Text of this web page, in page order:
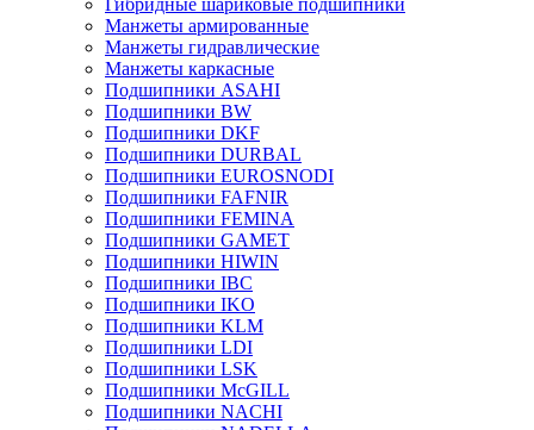
Гибридные шариковые подшипники
Манжеты армированные
Манжеты гидравлические
Манжеты каркасные
Подшипники ASAHI
Подшипники BW
Подшипники DKF
Подшипники DURBAL
Подшипники EUROSNODI
Подшипники FAFNIR
Подшипники FEMINA
Подшипники GAMET
Подшипники HIWIN
Подшипники IBC
Подшипники IKO
Подшипники KLM
Подшипники LDI
Подшипники LSK
Подшипники McGILL
Подшипники NACHI